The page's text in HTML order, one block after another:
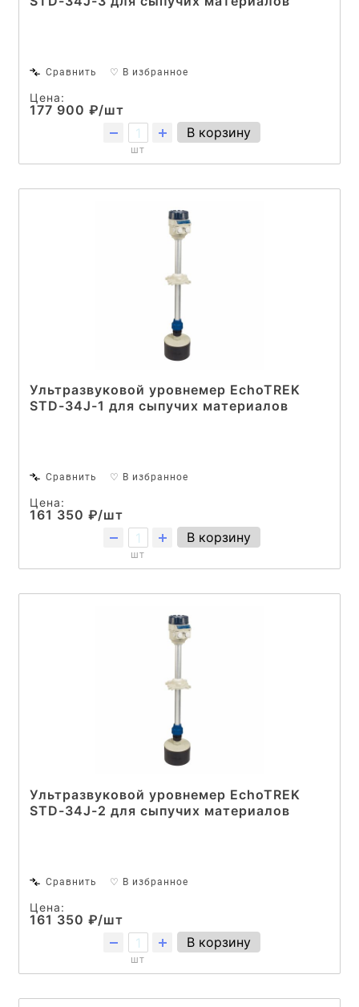
Сравнить ♡ В избранное
Цена:
177 900 ₽/шт
шт
В корзину
Ультразвуковой уровнемер EchoTREK
STD-34J-1 для сыпучих материалов
Сравнить ♡ В избранное
Цена:
161 350 ₽/шт
шт
В корзину
Ультразвуковой уровнемер EchoTREK
STD-34J-2 для сыпучих материалов
Сравнить ♡ В избранное
Цена:
161 350 ₽/шт
шт
В корзину